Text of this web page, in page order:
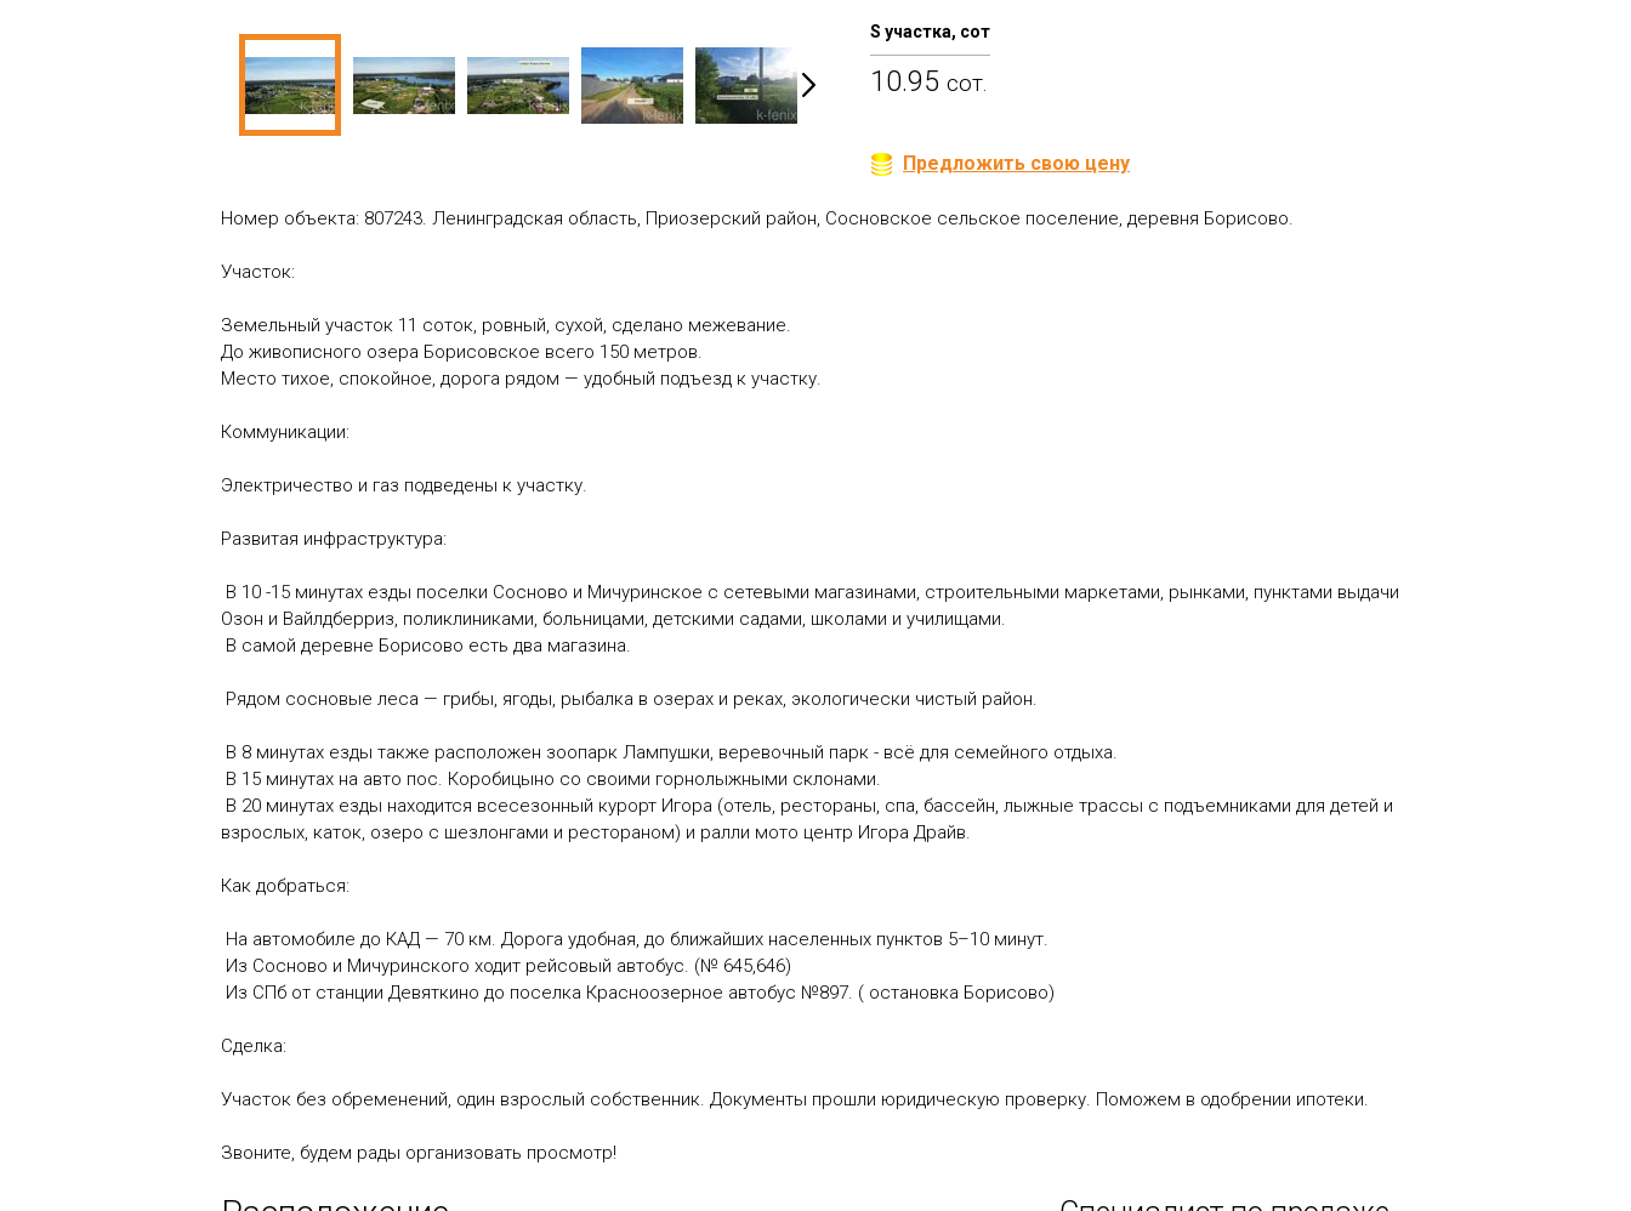
S участка, сот
10.95 сот.
Предложить свою цену
Номер объекта: 807243. Ленинградская область, Приозерский район, Сосновское сельское поселение, деревня Борисово.
Участок:
Земельный участок 11 соток, ровный, сухой, сделано межевание.
До живописного озера Борисовское всего 150 метров.
Место тихое, спокойное, дорога рядом — удобный подъезд к участку.
Коммуникации:
Электричество и газ подведены к участку.
Развитая инфраструктура:
В 10 -15 минутах езды поселки Сосново и Мичуринское с сетевыми магазинами, строительными маркетами, рынками, пунктами выдачи
Озон и Вайлдберриз, поликлиниками, больницами, детскими садами, школами и училищами.
В самой деревне Борисово есть два магазина.
Рядом сосновые леса — грибы, ягоды, рыбалка в озерах и реках, экологически чистый район.
В 8 минутах езды также расположен зоопарк Лампушки, веревочный парк - всё для семейного отдыха.
В 15 минутах на авто пос. Коробицыно со своими горнолыжными склонами.
В 20 минутах езды находится всесезонный курорт Игора (отель, рестораны, спа, бассейн, лыжные трассы с подъемниками для детей и
взрослых, каток, озеро с шезлонгами и рестораном) и ралли мото центр Игора Драйв.
Как добраться:
На автомобиле до КАД — 70 км. Дорога удобная, до ближайших населенных пунктов 5–10 минут.
Из Сосново и Мичуринского ходит рейсовый автобус. (№ 645,646)
Из СПб от станции Девяткино до поселка Красноозерное автобус №897. ( остановка Борисово)
Сделка:
Участок без обременений, один взрослый собственник. Документы прошли юридическую проверку. Поможем в одобрении ипотеки.
Звоните, будем рады организовать просмотр!